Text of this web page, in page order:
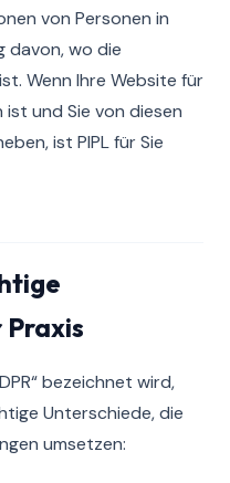
von Personen in
davon, wo die
Wenn Ihre Website für
und Sie von diesen
ist PIPL für Sie
bezeichnet wird,
Unterschiede, die
umsetzen: